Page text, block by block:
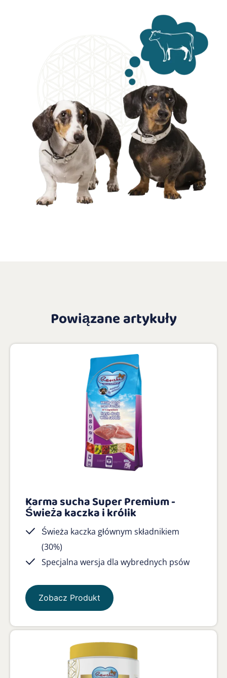
Powiązane artykuły
Karma sucha Super Premium -
Świeża kaczka i królik
Świeża kaczka głównym składnikiem
(30%)
Specjalna wersja dla wybrednych psów
Zobacz Produkt